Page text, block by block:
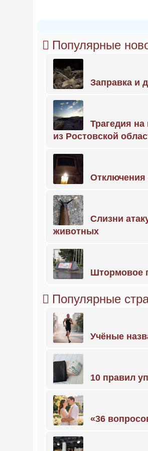
Популярные
Заправка и
Трагедия
из Ростовской
Отключения
Слизни
животных
Штормовое
Популярные
Учёные
10 правил
«36